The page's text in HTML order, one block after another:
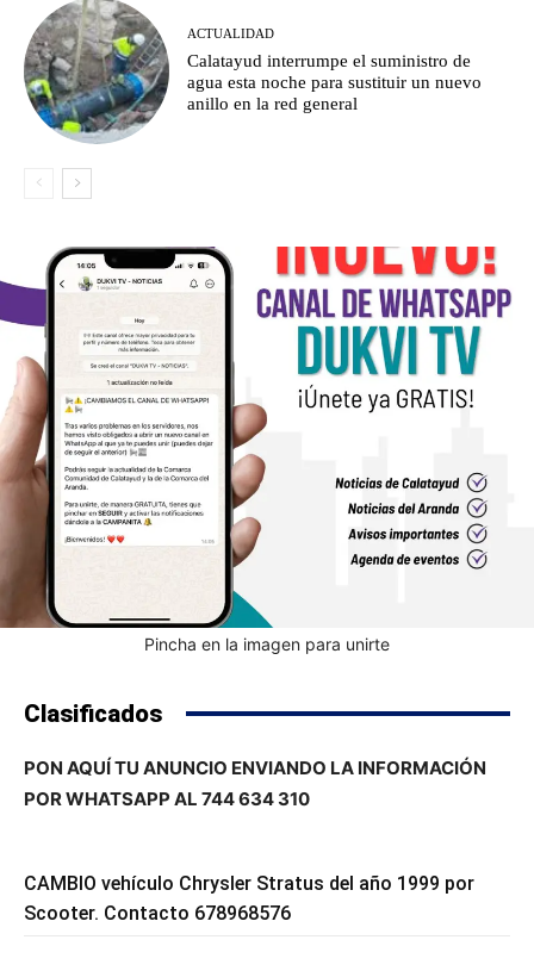
ACTUALIDAD
Calatayud interrumpe el suministro de
agua esta noche para sustituir un nuevo
anillo en la red general
Pincha en la imagen para unirte
Clasificados
PON AQUÍ TU ANUNCIO ENVIANDO LA INFORMACIÓN
POR WHATSAPP AL 744 634 310
CAMBIO vehículo Chrysler Stratus del año 1999 por
Scooter. Contacto 678968576